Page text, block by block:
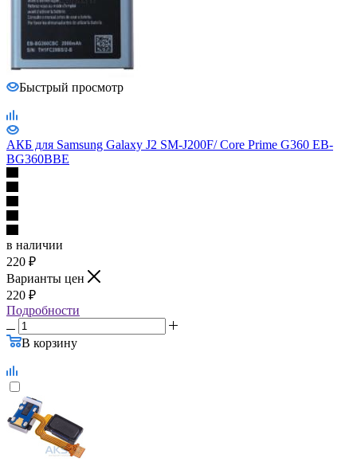
Быстрый просмотр
АКБ для Samsung Galaxy J2 SM-J200F/ Core Prime G360 EB-
BG360BBE
в наличии
220 ₽
Варианты цен
220 ₽
Подробности
В корзину